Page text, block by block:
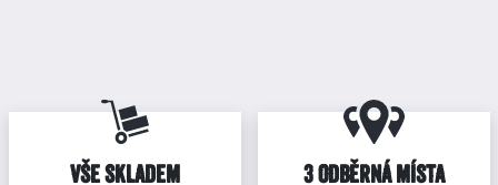
VŠE SKLADEM 3 ODBĚRNÁ MÍSTA